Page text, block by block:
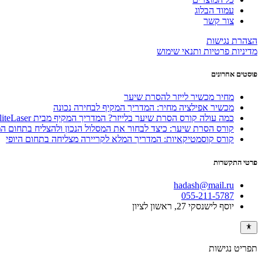
עמוד הבלוג
צור קשר
הצהרת נגישות
מדיניות פרטיות ותנאי שימוש
פוסטים אחרונים
מחיר מכשיר לייזר להסרת שיער
מכשיר אפילציה מחיר: המדריך המקיף לבחירה נכונה
כמה עולה קורס הסרת שיער בלייזר? המדריך המקיף מבית EliteLaser
קורס הסרת שיער: כיצד לבחור את המסלול הנכון ולהצליח בתחום
קורס קוסמטיקאיות: המדריך המלא לקריירה מצליחה בתחום היופי
פרטי התקשרות
hadash@mail.ru
055-211-5787
יוסף לישנסקי 27, ראשון לציון
תפריט נגישות